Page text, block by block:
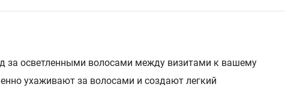
за осветленными волосами между визитами к вашему
ухаживают за волосами и создают легкий